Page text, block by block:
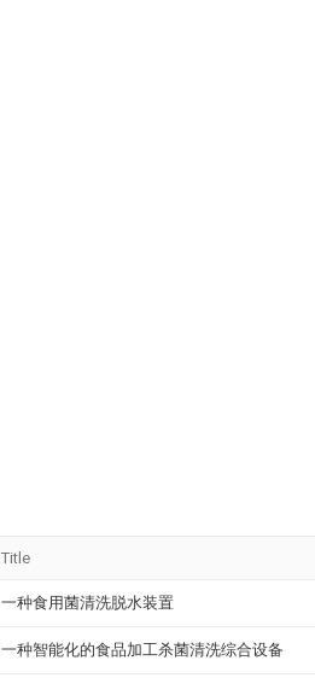
Title
一种食用菌清洗脱水装置
一种智能化的食品加工杀菌清洗综合设备